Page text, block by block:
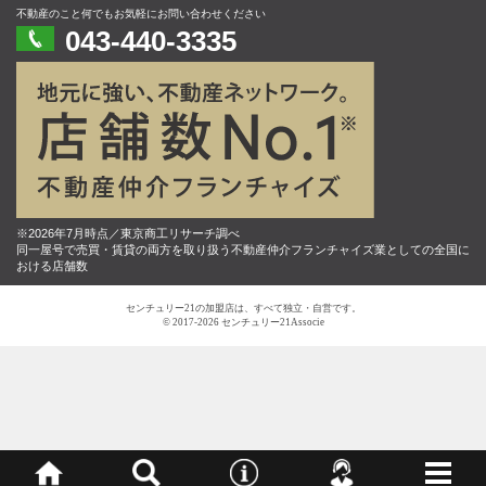
不動産のこと何でもお気軽にお問い合わせください
043-440-3335
※2026年7月時点／東京商工リサーチ調べ
同一屋号で売買・賃貸の両方を取り扱う不動産仲介フランチャイズ業としての全国に
おける店舗数
センチュリー21の加盟店は、すべて独立・自営です。
© 2017-2026 センチュリー21Associe